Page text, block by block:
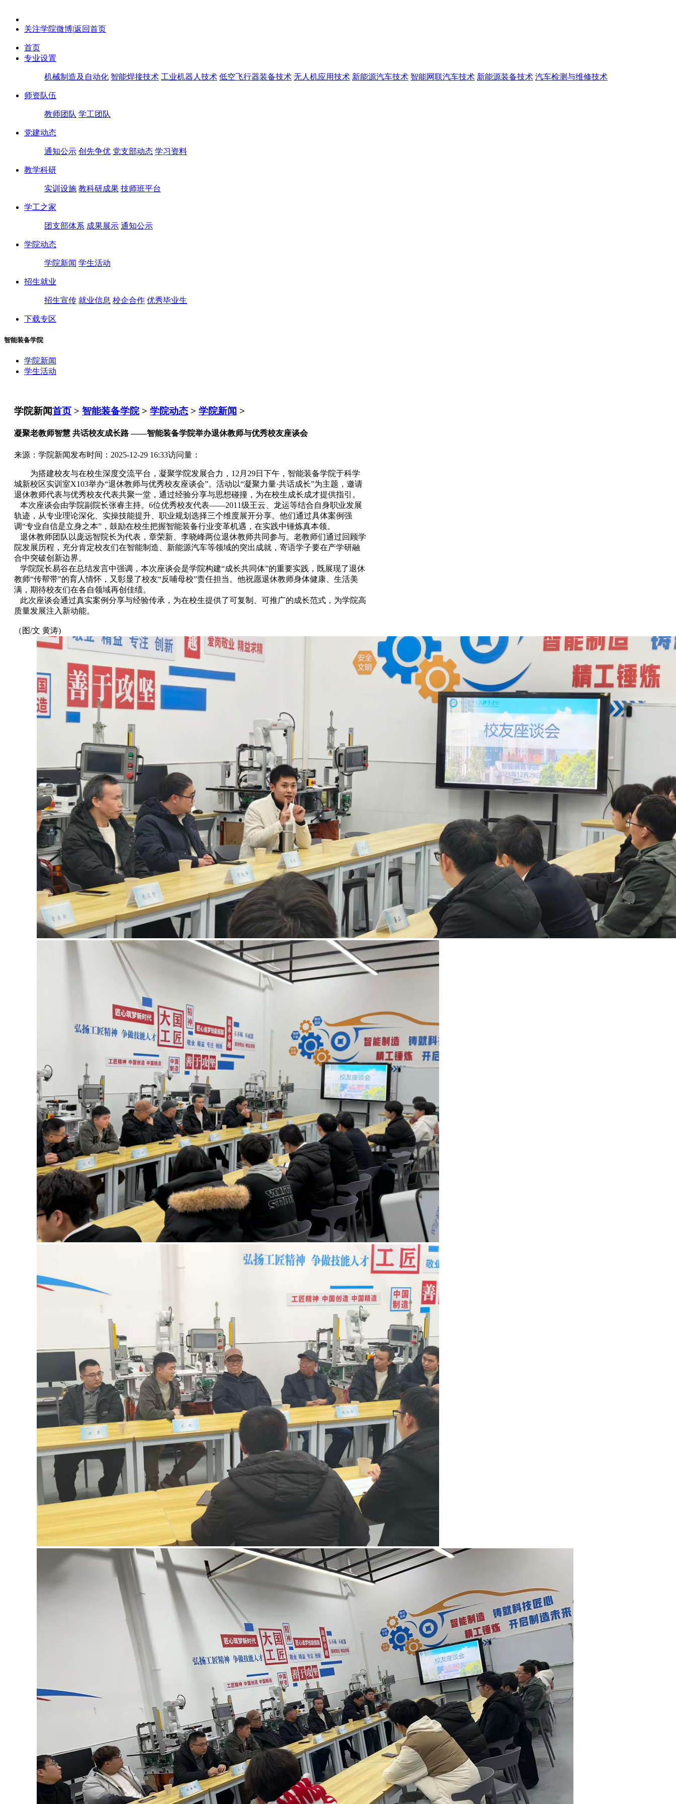
关注学院微博|返回首页
首页
专业设置
机械制造及自动化 智能焊接技术 工业机器人技术 低空飞行器装备技术 无人机应用技术 新能源汽车技术 智能网联汽车技术 新能源装备技术 汽车检测与维修技术
师资队伍
教师团队 学工团队
党建动态
通知公示 创先争优 党支部动态 学习资料
教学科研
实训设施 教科研成果 技师班平台
学工之家
团支部体系 成果展示 通知公示
学院动态
学院新闻 学生活动
招生就业
招生宣传 就业信息 校企合作 优秀毕业生
下载专区
智能装备学院
学院新闻
学生活动
学院新闻首页 > 智能装备学院> 学院动态 > 学院新闻 >
凝聚老教师智慧 共话校友成长路 ——智能装备学院举办退休教师与优秀校友座谈会
来源：学院新闻发布时间：2025-12-29 16:33访问量：
为搭建校友与在校生深度交流平台，凝聚学院发展合力，12月29日下午，智能装备学院于科学
城新校区实训室X103举办“退休教师与优秀校友座谈会”。活动以“凝聚力量·共话成长”为主题，邀请
退休教师代表与优秀校友代表共聚一堂，通过经验分享与思想碰撞，为在校生成长成才提供指引。
本次座谈会由学院副院长张睿主持。6位优秀校友代表——2011级王云、龙运等结合自身职业发展
轨迹，从专业理论深化、实操技能提升、职业规划选择三个维度展开分享。他们通过具体案例强
调“专业自信是立身之本”，鼓励在校生把握智能装备行业变革机遇，在实践中锤炼真本领。
退休教师团队以庞远智院长为代表，章荣新、李晓峰两位退休教师共同参与。老教师们通过回顾学
院发展历程，充分肯定校友们在智能制造、新能源汽车等领域的突出成就，寄语学子要在产学研融
合中突破创新边界。
学院院长易谷在总结发言中强调，本次座谈会是学院构建“成长共同体”的重要实践，既展现了退休
教师“传帮带”的育人情怀，又彰显了校友“反哺母校”责任担当。他祝愿退休教师身体健康、生活美
满，期待校友们在各自领域再创佳绩。
此次座谈会通过真实案例分享与经验传承，为在校生提供了可复制、可推广的成长范式，为学院高
质量发展注入新动能。
（图/文 黄涛)